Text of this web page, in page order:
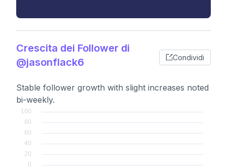
Crescita dei Follower di
@jasonflack6
Condividi
Stable follower growth with slight increases noted
bi-weekly.